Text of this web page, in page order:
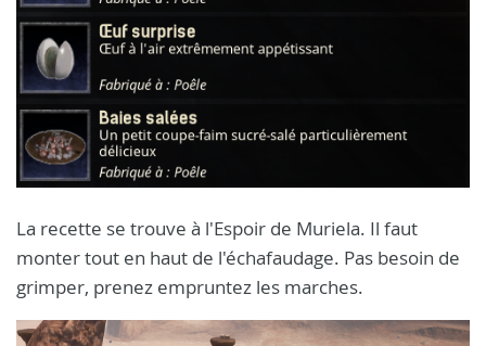
La recette se trouve à l'Espoir de Muriela. Il faut
monter tout en haut de l'échafaudage. Pas besoin de
grimper, prenez empruntez les marches.